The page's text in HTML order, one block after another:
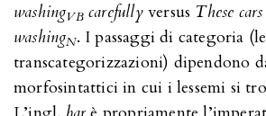
washingVBcarefullyversus These
washingN. I passaggi di categoria (le
transcategorizzazioni) dipendono
morfosintattici in cui i lessemi si